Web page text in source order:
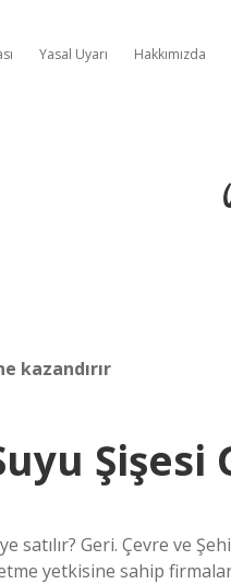
Yasal Uyarı Hakkımızda
kazandırır
Şişesi
satılır? Geri. Çevre ve
yetkisine sahip